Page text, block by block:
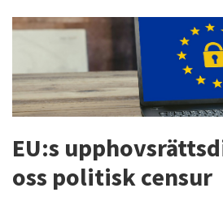
EU:s
oss politisk censur